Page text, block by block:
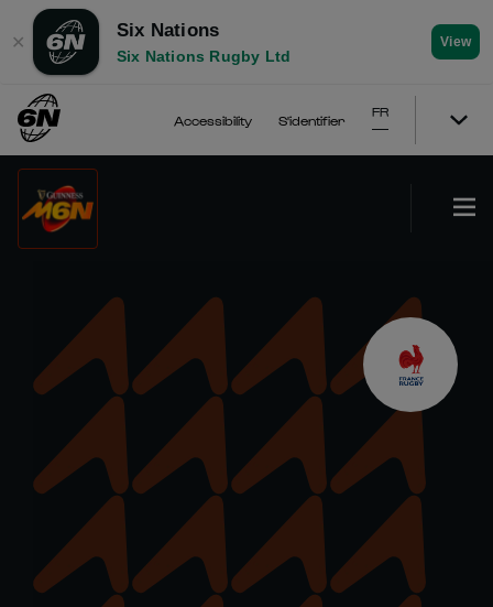
✕
Six Nations
Six Nations Rugby Ltd
View
Accessibility S'identifier
FR